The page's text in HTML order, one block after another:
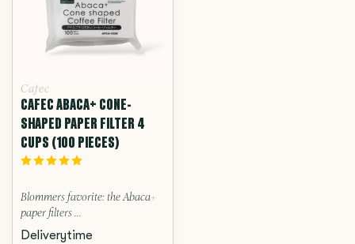
Cafec
CAFEC ABACA+ CONE-
SHAPED PAPER FILTER 4
CUPS (100 PIECES)
Blommers favorite: the Abaca+
paper filters ...
Deliverytime